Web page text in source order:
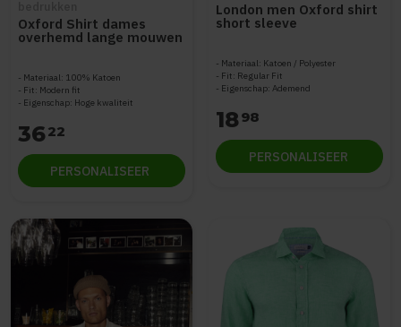
Oxford Shirt dames
overhemd lange mouwen
Materiaal: 100% Katoen
Fit: Modern fit
Eigenschap: Hoge kwaliteit
3622
PERSONALISEER
London men Oxford shirt
short sleeve
Materiaal: Katoen / Polyester
Fit: Regular Fit
Eigenschap: Ademend
1898
PERSONALISEER